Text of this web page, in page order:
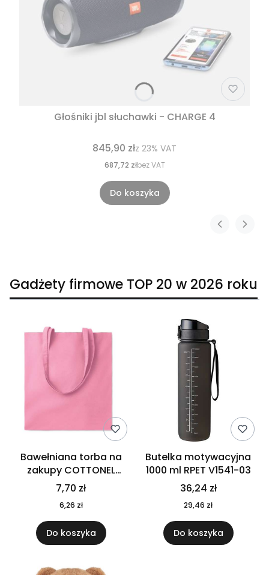
Głośniki jbl słuchawki - CHARGE 4
845,90 złz 23% VAT
687,72 złbez VAT
Do koszyka
Gadżety firmowe TOP 20 w 2026 roku
Bawełniana torba na
zakupy COTTONEL
COLOUR++ MO9846-11
7,70 zł
6,26 zł
Do koszyka
Butelka motywacyjna
1000 ml RPET V1541-03
36,24 zł
29,46 zł
Do koszyka